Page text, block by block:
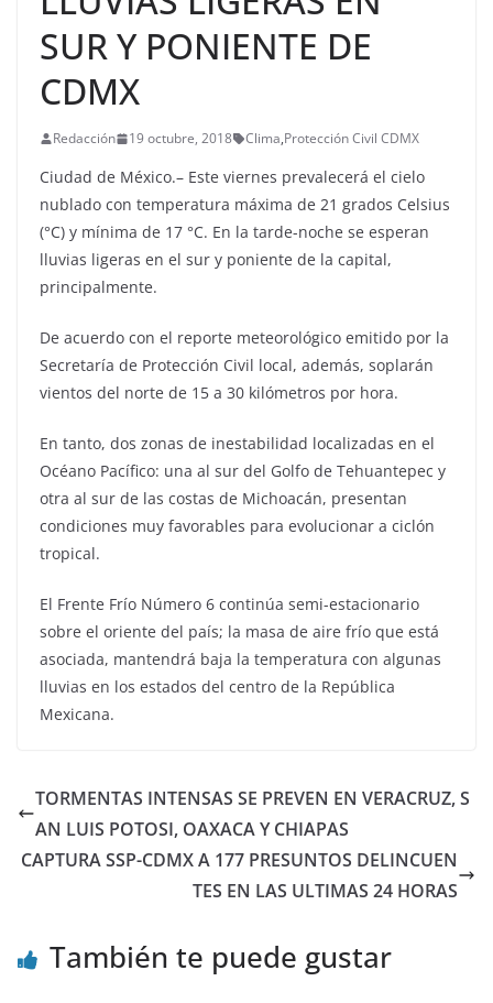
SUR Y PONIENTE DE
CDMX
Redacción 19 octubre, 2018 Clima,Protección Civil CDMX
Ciudad de México.– Este viernes prevalecerá el cielo
nublado con temperatura máxima de 21 grados Celsius
(°C) y mínima de 17 °C. En la tarde-noche se esperan
lluvias ligeras en el sur y poniente de la capital,
principalmente.
De acuerdo con el reporte meteorológico emitido por la
Secretaría de Protección Civil local, además, soplarán
vientos del norte de 15 a 30 kilómetros por hora.
En tanto, dos zonas de inestabilidad localizadas en el
Océano Pacífico: una al sur del Golfo de Tehuantepec y
otra al sur de las costas de Michoacán, presentan
condiciones muy favorables para evolucionar a ciclón
tropical.
El Frente Frío Número 6 continúa semi-estacionario
sobre el oriente del país; la masa de aire frío que está
asociada, mantendrá baja la temperatura con algunas
lluvias en los estados del centro de la República
Mexicana.
TORMENTAS INTENSAS SE PREVEN EN VERACRUZ, S
AN LUIS POTOSI, OAXACA Y CHIAPAS
CAPTURA SSP-CDMX A 177 PRESUNTOS DELINCUEN
TES EN LAS ULTIMAS 24 HORAS
También te puede gustar